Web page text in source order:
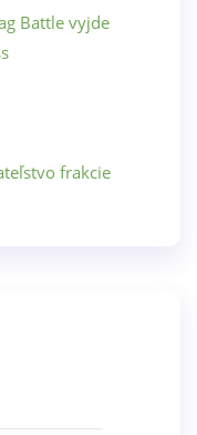
Battle vyjde
frakcie